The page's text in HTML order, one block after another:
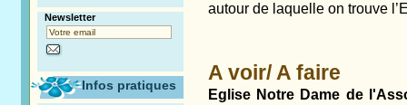
autour de laquelle on trouve
A voir/ A faire
Eglise Notre Dame de
Newsletter
Infos pratiques